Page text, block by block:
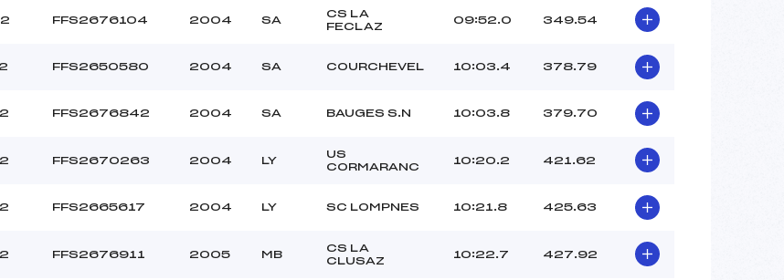
FFS2676104 2004 SA
CS LA
FECLAZ
09:52.0 349.54
FFS2650580 2004 SA COURCHEVEL 10:03.4 378.79
FFS2676842 2004 SA BAUGES S.N 10:03.8 379.70
FFS2670263 2004 LY
US
CORMARANC
10:20.2 421.62
FFS2665617 2004 LY SC LOMPNES 10:21.8 425.63
FFS2676911 2005 MB
CS LA
CLUSAZ
10:22.7 427.92